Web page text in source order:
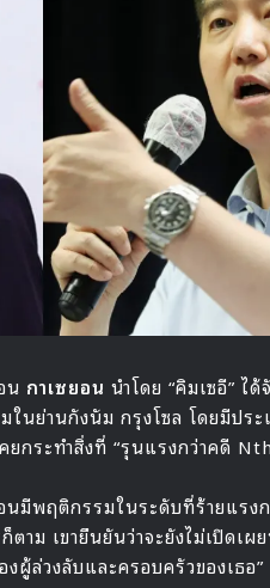
น กาเซยอน นำโดย “คิมเซอี” ไ
นย่านกังนัม กรุงโซล โดยมีประ
ยกระทำสิ่งที่ “รุนแรงกว่าคดี
นมีพฤติกรรมในระดับที่ร้ายแร
ตาม เขายืนยันว่าจะยังไม่เปิดเ
ผู้ล่วงลับและครอบครัวของเธอ”